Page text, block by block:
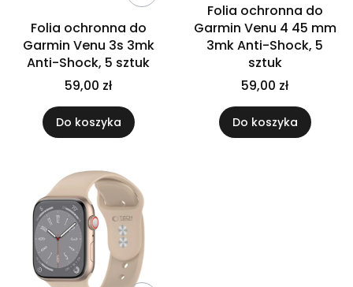
Folia ochronna do
Garmin Venu 3s 3mk
Anti-Shock, 5 sztuk
59,00 zł
Do koszyka
Folia ochronna do
Garmin Venu 4 45 mm
3mk Anti-Shock, 5
sztuk
59,00 zł
Do koszyka